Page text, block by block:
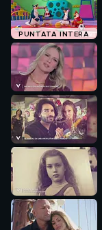
PUNTATA INTERA